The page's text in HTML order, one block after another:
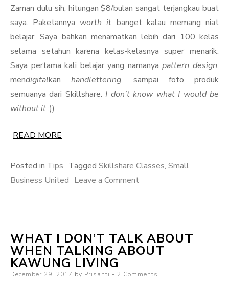
Zaman dulu sih, hitungan $8/bulan sangat terjangkau buat
saya. Paketannya worth it banget kalau memang niat
belajar. Saya bahkan menamatkan lebih dari 100 kelas
selama setahun karena kelas-kelasnya super menarik.
Saya pertama kali belajar yang namanyapattern design,
mendigitalkanhandlettering, sampai foto produk
semuanya dari Skillshare. I don’t know what I would be
without it:))
READ MORE
Posted in Tips Tagged Skillshare Classes, Small
Business United Leave a Commenton
di
Tahun
Baru
WHAT I DON’T TALK ABOUT
WHEN TALKING ABOUT
KAWUNG LIVING
Posted
December 29, 2017 by Prisanti 2 Comments